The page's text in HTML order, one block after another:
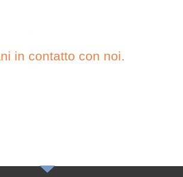
in contatto con noi.